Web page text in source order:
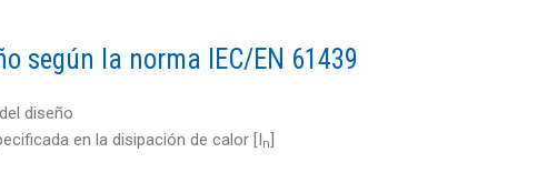
según la norma IEC/EN 61439
diseño
en la disipación de calor [In]